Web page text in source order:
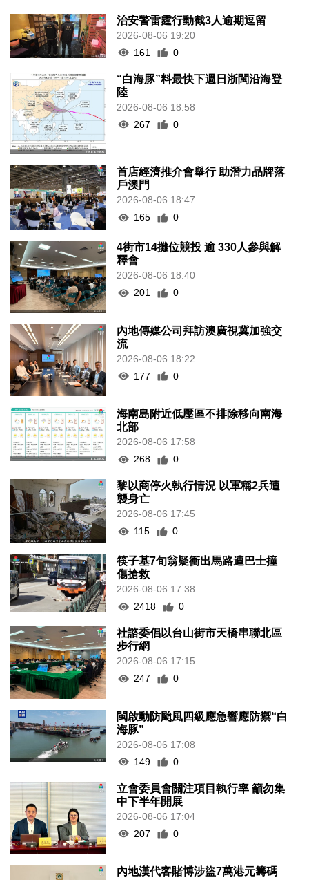
治安警雷霆行動截3人逾期逗留
2026-08-06 19:20
161
0
“白海豚”料最快下週日浙閩沿海登
陸
2026-08-06 18:58
267
0
首店經濟推介會舉行 助潛力品牌落
戶澳門
2026-08-06 18:47
165
0
4街市14攤位競投 逾 330人參與解
釋會
2026-08-06 18:40
201
0
內地傳媒公司拜訪澳廣視冀加強交
流
2026-08-06 18:22
177
0
海南島附近低壓區不排除移向南海
北部
2026-08-06 17:58
268
0
黎以商停火執行情況 以軍稱2兵遭
襲身亡
2026-08-06 17:45
115
0
筷子基7旬翁疑衝出馬路遭巴士撞
傷搶救
2026-08-06 17:38
2418
0
社諮委倡以台山街市天橋串聯北區
步行網
2026-08-06 17:15
247
0
閩啟動防颱風四級應急響應防禦“白
海豚”
2026-08-06 17:08
149
0
立會委員會關注項目執行率 籲勿集
中下半年開展
2026-08-06 17:04
207
0
內地漢代客賭博涉盜7萬港元籌碼